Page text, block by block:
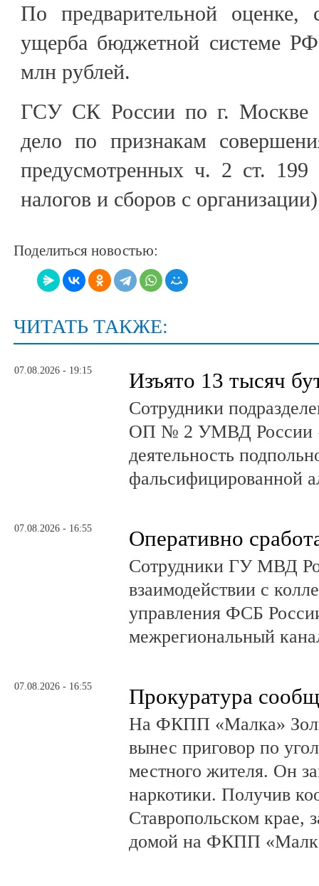
По предварительной оценке,
ущерба бюджетной системе
млн рублей.
ГСУ СК России по г. Москве
дело по признакам
предусмотренных ч. 2 ст. 199
налогов и сборов с
Поделиться новостью:
ЧИТАТЬ ТАКЖЕ:
07.08.2026 - 19:15 Изъято 13 тысяч
Сотрудники
ОП № 2 УМВД России
деятельность
фальсифицированной
07.08.2026 - 16:55 Оперативно
Сотрудники ГУ МВД
взаимодействии с
управления ФСБ
межрегиональный
07.08.2026 - 16:55 Прокуратура
На ФКПП «Малка»
вынес приговор по
местного жителя. Он
наркотики. Получив
Ставропольском крае,
домой на ФКПП